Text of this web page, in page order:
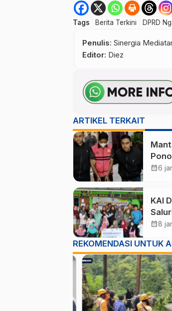
Tags Berita Terkini DPRD
Penulis: Sinergia
Editor: Diez
ARTIKEL TERKAIT
Jadi
calendar_month6
KAI
calendar_month8
REKOMENDASI UNTUK